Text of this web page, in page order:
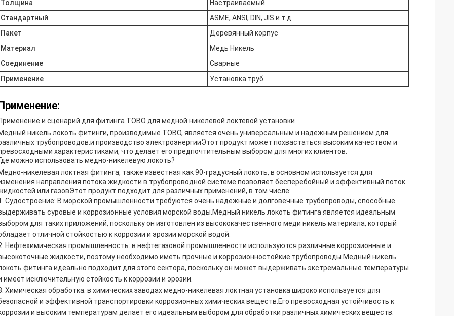
Толщина
Настраиваемый
Стандартный
ASME, ANSI, DIN, JIS и т.д.
Пакет
Деревянный корпус
Материал
Медь Никель
Соединение
Сварные
Применение
Установка труб
и сценарий для фитинга TOBO для медной никелевой локтевой установки
никель локоть фитинги, производимые TOBO, является очень универсальным и надежным решением для
трубопроводов.и производство электроэнергииЭтот продукт может похвастаться высоким качеством и
характеристиками, что делает его предпочтительным выбором для многих клиентов.
можно использовать медно-никелевую локоть?
никелевая локтная фитинга, также известная как 90-градусный локоть, в основном используется для
направления потока жидкости в трубопроводной системе.позволяет бесперебойный и эффективный поток
или газовЭтот продукт подходит для различных применений, в том числе:
Судостроение: В морской промышленности требуются очень надежные и долговечные трубопроводы, способные
суровые и коррозионные условия морской воды.Медный никель локоть фитинга является идеальным
для таких приложений, поскольку он изготовлен из высококачественного меди никель материала, который
отличной стойкостью к коррозии и эрозии морской водой.
Нефтехимическая промышленность: в нефтегазовой промышленности используются различные коррозионные и
жидкости, поэтому необходимо иметь прочные и коррозионностойкие трубопроводы.Медный никель
фитинга идеально подходит для этого сектора, поскольку он может выдерживать экстремальные температуры
имеет исключительную стойкость к коррозии и эрозии.
Химическая обработка: в химических заводах медно-никелевая локтная установка широко используется для
и эффективной транспортировки коррозионных химических веществ.Его превосходная устойчивость к
и высоким температурам делает его идеальным выбором для обработки различных химических веществ.